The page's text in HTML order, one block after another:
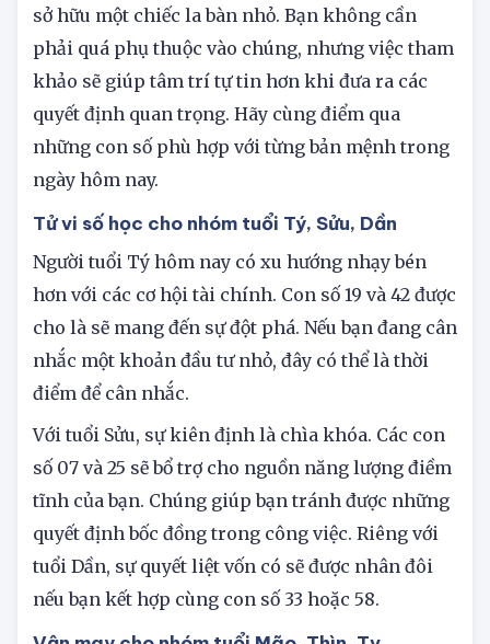
sở hữu một chiếc la bàn nhỏ. Bạn không cần
phải quá phụ thuộc vào chúng, nhưng việc tham
khảo sẽ giúp tâm trí tự tin hơn khi đưa ra các
quyết định quan trọng. Hãy cùng điểm qua
những con số phù hợp với từng bản mệnh trong
ngày hôm nay.
Tử vi số học cho nhóm tuổi Tý, Sửu, Dần
Người tuổi Tý hôm nay có xu hướng nhạy bén
hơn với các cơ hội tài chính. Con số 19 và 42 được
cho là sẽ mang đến sự đột phá. Nếu bạn đang cân
nhắc một khoản đầu tư nhỏ, đây có thể là thời
điểm để cân nhắc.
Với tuổi Sửu, sự kiên định là chìa khóa. Các con
số 07 và 25 sẽ bổ trợ cho nguồn năng lượng điềm
tĩnh của bạn. Chúng giúp bạn tránh được những
quyết định bốc đồng trong công việc. Riêng với
tuổi Dần, sự quyết liệt vốn có sẽ được nhân đôi
nếu bạn kết hợp cùng con số 33 hoặc 58.